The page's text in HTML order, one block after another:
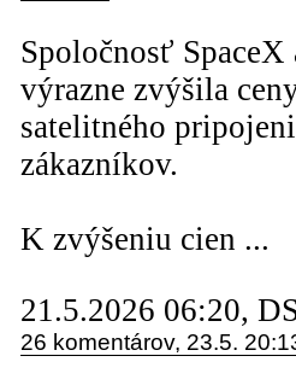
Spoločnosť
výrazne zvýšila
satelitného
zákazníkov.
K zvýšeniu cien ...
21.5.2026 06:20,
26 komentárov, 23.5.